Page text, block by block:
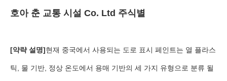
호아 춘 교통 시설 Co. Ltd 주식별
[약략 설명]현재 중국에서 사용되는 도로 표시 페인트는 열 플라스
틱, 물 기반, 정상 온도에서 용매 기반의 세 가지 유형으로 분류 될